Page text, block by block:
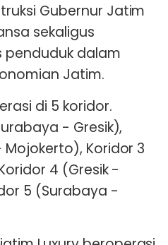
Gubernur Jatim
sekaligus
penduduk dalam
Jatim.
di 5 koridor.
- Gresik),
Koridor 3
4 (Gresik -
5 (Surabaya -